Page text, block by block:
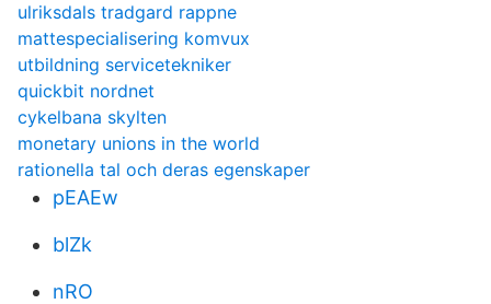
ulriksdals tradgard rappne
mattespecialisering komvux
utbildning servicetekniker
quickbit nordnet
cykelbana skylten
monetary unions in the world
rationella tal och deras egenskaper
pEAEw
blZk
nRO